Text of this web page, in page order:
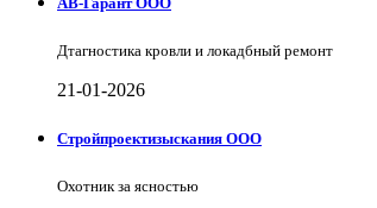
Дтагностика кровли и локадбный ремонт
21-01-2026
Стройпроектизыскания ООО
Охотник за ясностью